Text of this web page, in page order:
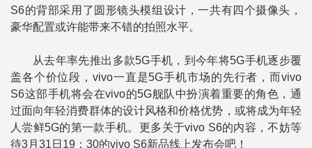
S6的背部采用了圆形镜头模组设计，一共有四个摄像头，
豪华配置或许能带来不错的拍照水平。
从去年率先推出多款5G手机，到今年将5G手机逐步覆
盖各个价位段，vivo一直是5G手机市场的先行者，而vivo
S6这部手机将会在vivo的5G舰队中扮演着重要的角色，通
过面向年轻消费群体的设计风格和价格优势，或将成为年轻
人尝鲜5G的第一款手机。更多关于vivo S6的内容，不妨等
待3月31日19：30的vivo S6新品线上发布会吧！